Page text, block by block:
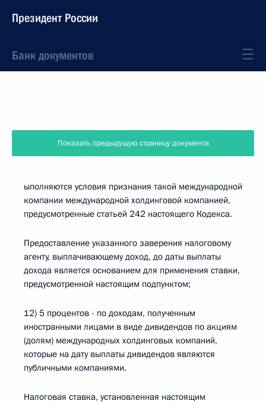
Президент России
Банк документов
Показать предыдущую страницу документа
ыполняются условия признания такой международной
компании международной холдинговой компанией,
предусмотренные статьей 242 настоящего Кодекса.
Предоставление указанного заверения налоговому
агенту, выплачивающему доход, до даты выплаты
дохода является основанием для применения ставки,
предусмотренной настоящим подпунктом;
12) 5 процентов - по доходам, полученным
иностранными лицами в виде дивидендов по акциям
(долям) международных холдинговых компаний,
которые на дату выплаты дивидендов являются
публичными компаниями.
Налоговая ставка, установленная настоящим